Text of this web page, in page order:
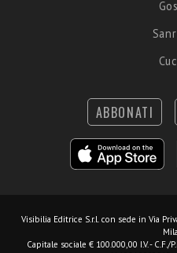
ABBONATI
Visibilia Editrice S.r.l. con sede in Via
Capitale sociale € 100.000,00 I.V. - C.F./